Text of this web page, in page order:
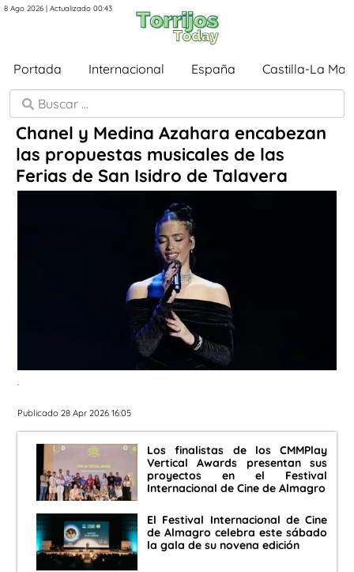
8 Ago 2026 | Actualizado 00:43
Portada Internacional España Castilla-La
Chanel y Medina Azahara encabezan
las propuestas musicales de las
Ferias de San Isidro de Talavera
.
Publicado 28 Apr 2026 16:05
Los finalistas de los CMMPlay
Vertical Awards presentan sus
proyectos en el Festival
Internacional de Cine de Almagro
El Festival Internacional de Cine
de Almagro celebra este sábado
la gala de su novena edición